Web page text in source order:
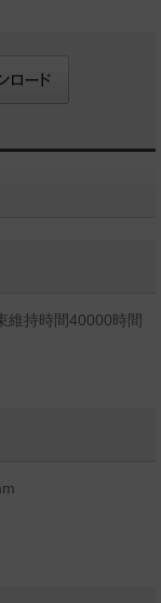
持時間40000時間